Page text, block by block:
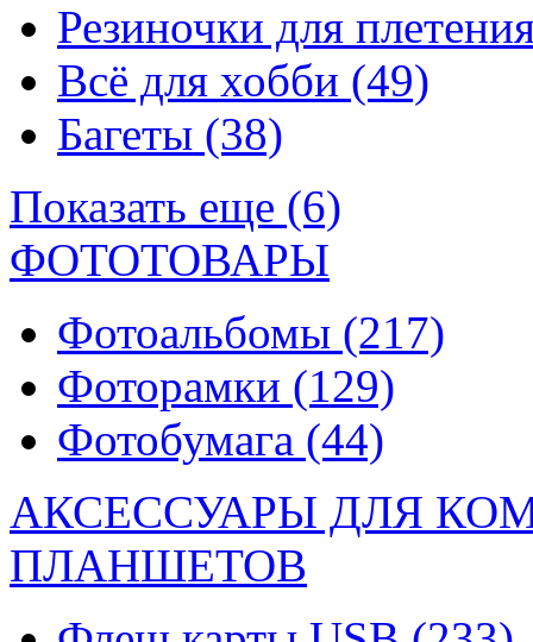
Резиночки для
Всё для хобби (49)
Багеты (38)
Показать еще (6)
ФОТОТОВАРЫ
Фотоальбомы (217)
Фоторамки (129)
Фотобумага (44)
АКСЕССУАРЫ ДЛЯ
ПЛАНШЕТОВ